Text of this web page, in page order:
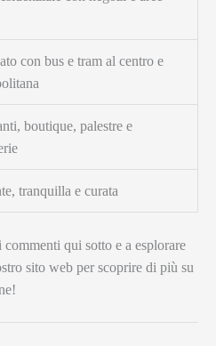
con bus e tram al centro e
boutique, palestre e
tranquilla e curata
qui sotto e a esplorare
sito web per scoprire di più su